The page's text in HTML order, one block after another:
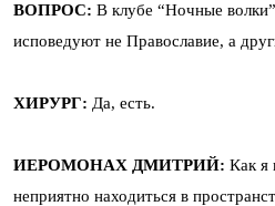
ВОПРОС: В клубе “Ночные
исповедуют не Православие, а
ХИРУРГ: Да, есть.
ИЕРОМОНАХ ДМИТРИЙ: Как я
неприятно находиться в